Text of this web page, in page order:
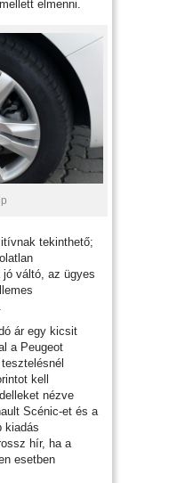
elmenni.
tekinthető;
váltó, az ügyes
ár egy kicsit
a Peugeot
kell
nézve
Scénic-et és a
kiadás
hír, ha a
esetben